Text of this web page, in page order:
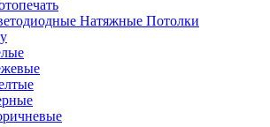
Натяжные Потолки